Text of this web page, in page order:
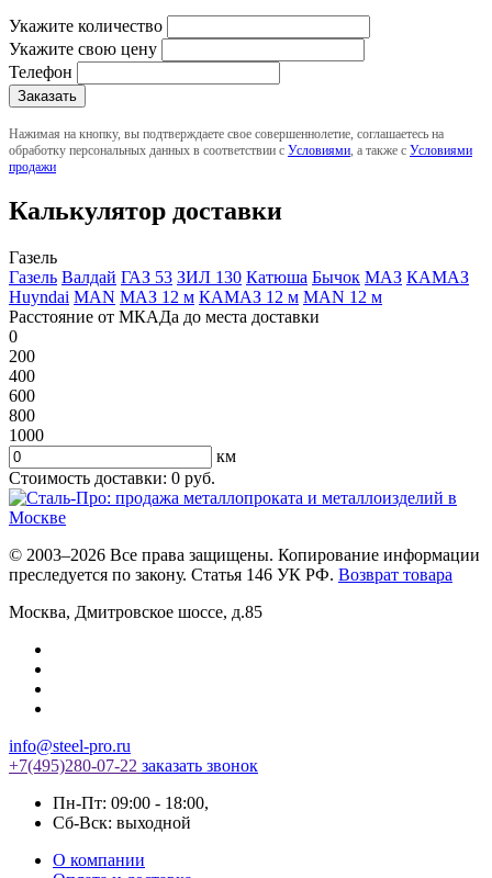
Укажите количество
Укажите свою цену
Телефон
Нажимая на кнопку, вы подтверждаете свое совершеннолетие, соглашаетесь на
обработку персональных данных в соответствии с Условиями , а также с Условиями
продажи
Калькулятор доставки
Газель
Газель Валдай ГАЗ 53 ЗИЛ 130 Катюша Бычок МАЗ КАМАЗ
Huyndai MAN МАЗ 12 м КАМАЗ 12 м MAN 12 м
Расстояние от МКАДа до места доставки
0
200
400
600
800
1000
км
Стоимость доставки: 0 руб.
© 2003–2026 Все права защищены. Копирование информации
преследуется по закону. Статья 146 УК РФ. Возврат товара
Москва, Дмитровское шоссе, д.85
info@steel-pro.ru
+7(495)280-07-22 заказать звонок
Пн-Пт: 09:00 - 18:00,
Cб-Вск: выходной
О компании